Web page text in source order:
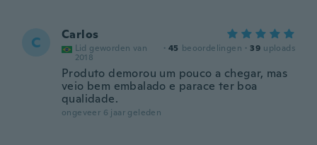
C Carlos
Lid geworden van
2018
· 45 beoordelingen · 39 uploads
Produto demorou um pouco a chegar, mas
veio bem embalado e parace ter boa
qualidade.
ongeveer 6 jaar geleden